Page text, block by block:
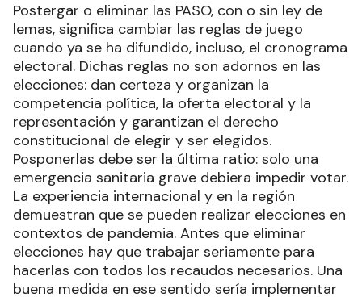
Postergar o eliminar las PASO, con o sin ley de
lemas, significa cambiar las reglas de juego
cuando ya se ha difundido, incluso, el cronograma
electoral. Dichas reglas no son adornos en las
elecciones: dan certeza y organizan la
competencia política, la oferta electoral y la
representación y garantizan el derecho
constitucional de elegir y ser elegidos.
Posponerlas debe ser la última ratio: solo una
emergencia sanitaria grave debiera impedir votar.
La experiencia internacional y en la región
demuestran que se pueden realizar elecciones en
contextos de pandemia. Antes que eliminar
elecciones hay que trabajar seriamente para
hacerlas con todos los recaudos necesarios. Una
buena medida en ese sentido sería implementar